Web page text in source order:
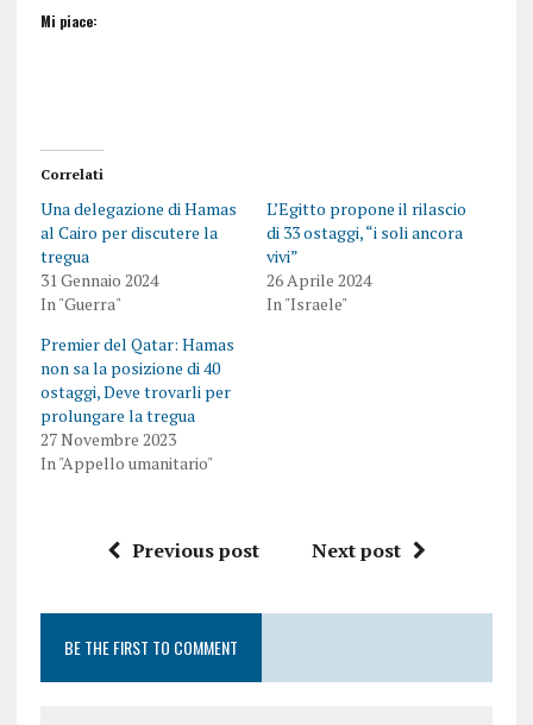
Mi piace:
Correlati
Una delegazione di Hamas
al Cairo per discutere la
tregua
31 Gennaio 2024
In "Guerra"
L’Egitto propone il rilascio
di 33 ostaggi, “i soli ancora
vivi”
26 Aprile 2024
In "Israele"
Premier del Qatar: Hamas
non sa la posizione di 40
ostaggi, Deve trovarli per
prolungare la tregua
27 Novembre 2023
In "Appello umanitario"
Previous post Next post
BE THE FIRST TO COMMENT